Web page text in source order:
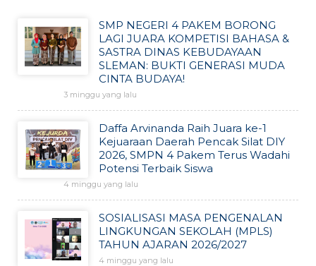
SMP NEGERI 4 PAKEM BORONG
LAGI JUARA KOMPETISI BAHASA &
SASTRA DINAS KEBUDAYAAN
SLEMAN: BUKTI GENERASI MUDA
CINTA BUDAYA!
3 minggu yang lalu
Daffa Arvinanda Raih Juara ke-1
Kejuaraan Daerah Pencak Silat DIY
2026, SMPN 4 Pakem Terus Wadahi
Potensi Terbaik Siswa
4 minggu yang lalu
SOSIALISASI MASA PENGENALAN
LINGKUNGAN SEKOLAH (MPLS)
TAHUN AJARAN 2026/2027
4 minggu yang lalu